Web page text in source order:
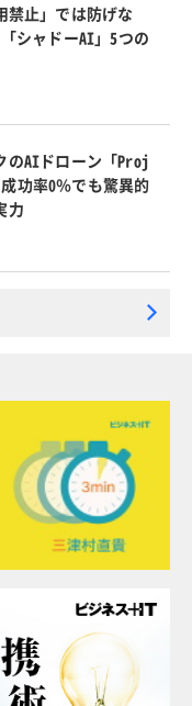
禁止」では防げな
シャドーAI」5つの
のAIドローン「Proj
功率0％でも驚異的
力